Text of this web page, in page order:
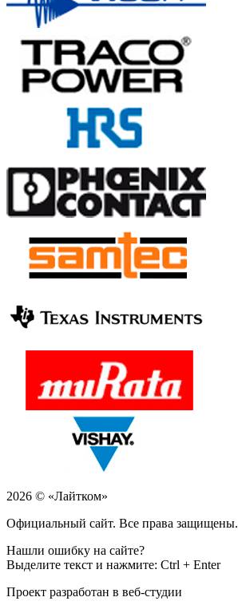
2026 © «Лайтком»
Официальный сайт. Все права защищены.
Нашли ошибку на сайте?
Выделите текст и нажмите: Ctrl + Enter
Проект разработан в веб-студии